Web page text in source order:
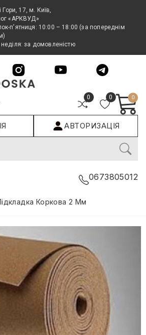
Гори, 17, м. Київ,
«АРКВУД»
п'ятниця: 10:00 – 18:00 (за попереднім
неділя: за домовленістю
0 0 0
АВТОРИЗАЦІЯ
0673805012
Коркова 2 Мм